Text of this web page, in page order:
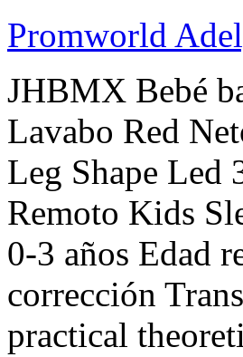
Promworld
JHBMX Bebé
Lavabo Red
Leg Shape Led
Remoto Kids
0-3 años Edad
corrección
practical